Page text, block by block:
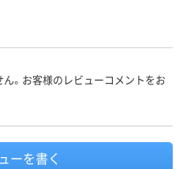
。お客様のレビューコメントをお
ーを書く